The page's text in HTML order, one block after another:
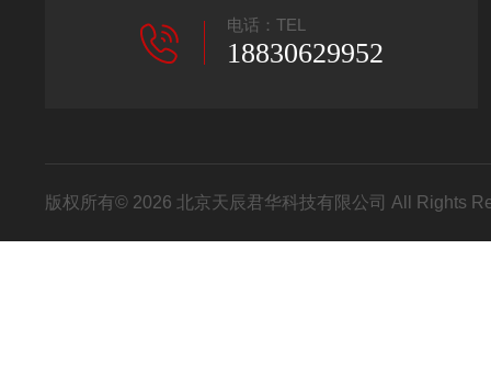
电话：TEL
18830629952
版权所有© 2026 北京天辰君华科技有限公司 All Rights